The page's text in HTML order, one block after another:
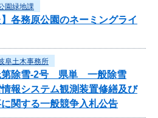
園緑地課
各務原公園のネーミングライ
阜土木事務所
第除雪-2号 県単 一般除雪
情報システム観測装置修繕及び
関する一般競争入札公告